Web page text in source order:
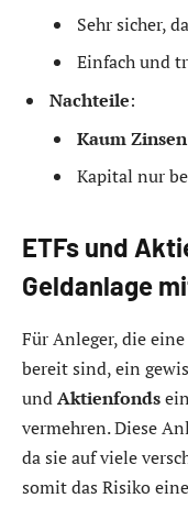
Sehr sicher,
Einfach und
Nachteile:
Kaum Zinsen
Kapital nur
ETFs und
Geldanlage
Für Anleger, die
bereit sind, ein
undAktienfonds
vermehren. Diese
da sie auf viele
somit das Risiko